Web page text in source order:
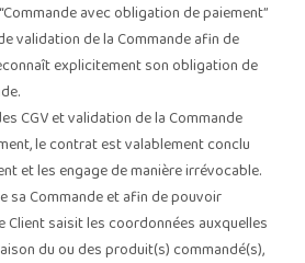
avec obligation de paiement”
validation de la Commande afin de
explicitement son obligation de
CGV et validation de la Commande
le contrat est valablement conclu
et les engage de manière irrévocable.
sa Commande et afin de pouvoir
Client saisit les coordonnées auxquelles
du ou des produit(s) commandé(s),